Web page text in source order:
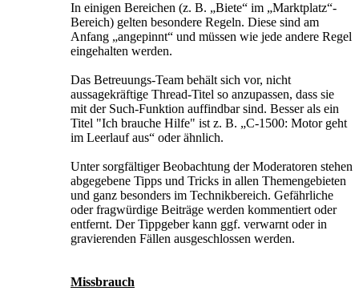
In einigen Bereichen (z. B. „Biete“ im „Marktplatz“-
Bereich) gelten besondere Regeln. Diese sind am
Anfang „angepinnt“ und müssen wie jede andere Regel
eingehalten werden.
Das Betreuungs-Team behält sich vor, nicht
aussagekräftige Thread-Titel so anzupassen, dass sie
mit der Such-Funktion auffindbar sind. Besser als ein
Titel "Ich brauche Hilfe" ist z. B. „C-1500: Motor geht
im Leerlauf aus“ oder ähnlich.
Unter sorgfältiger Beobachtung der Moderatoren stehen
abgegebene Tipps und Tricks in allen Themengebieten
und ganz besonders im Technikbereich. Gefährliche
oder fragwürdige Beiträge werden kommentiert oder
entfernt. Der Tippgeber kann ggf. verwarnt oder in
gravierenden Fällen ausgeschlossen werden.
Missbrauch